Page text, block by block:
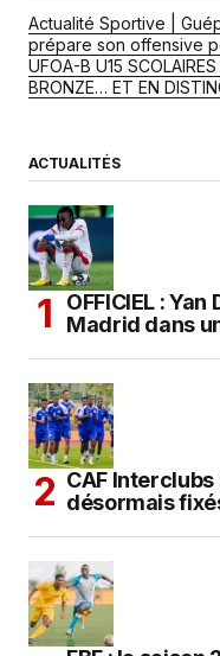
Actualité Sportive |
prépare son offensive
UFOA-B U15
BRONZE… ET EN
ACTUALITÉS
OFFICIEL :
Madrid dans
CAF
désormais